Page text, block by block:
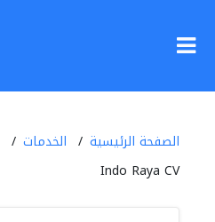
الصفحة الرئيسية الخدمات
Indo Raya CV